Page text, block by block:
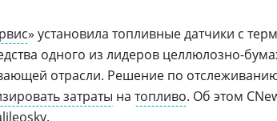
» установила топливные датчики с
одного из лидеров целлюлозно-
отрасли. Решение по
затраты на топливо. Об этом